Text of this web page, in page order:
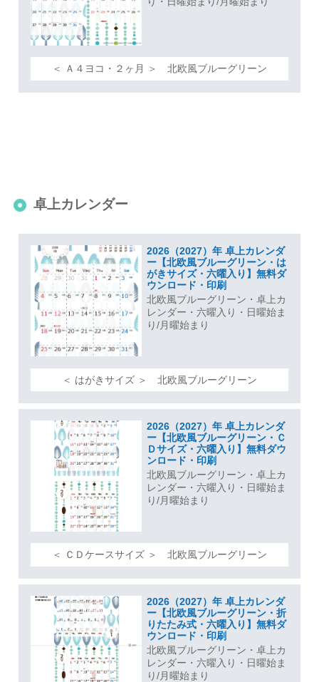
＜ Ａ４ヨコ・２ヶ月 ＞ 北欧風ブルーグリーン
卓上カレンダー
2026（2027）年 卓上カレンダ
ー【北欧風ブルーグリーン・は
がきサイズ・六曜入り】無料ダ
ウンロード・印刷
北欧風ブルーグリーン・卓上カ
レンダー・六曜入り・日曜始ま
り/月曜始まり
＜ はがきサイズ ＞ 北欧風ブルーグリーン
2026（2027）年 卓上カレンダ
ー【北欧風ブルーグリーン・Ｃ
Ｄサイズ・六曜入り】無料ダウ
ンロード・印刷
北欧風ブルーグリーン・卓上カ
レンダー・六曜入り・日曜始ま
り/月曜始まり
＜ ＣＤケースサイズ ＞ 北欧風ブルーグリーン
2026（2027）年 卓上カレンダ
ー【北欧風ブルーグリーン・折
りたたみ式・六曜入り】無料ダ
ウンロード・印刷
北欧風ブルーグリーン・卓上カ
レンダー・六曜入り・日曜始ま
り/月曜始まり